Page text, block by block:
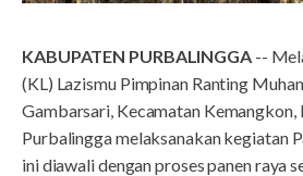
KABUPATEN PURBALINGGA--
(KL) Lazismu Pimpinan Ranting
Gambarsari, Kecamatan Kemangkon,
Purbalingga melaksanakan kegiatan
ini diawali dengan proses panen raya